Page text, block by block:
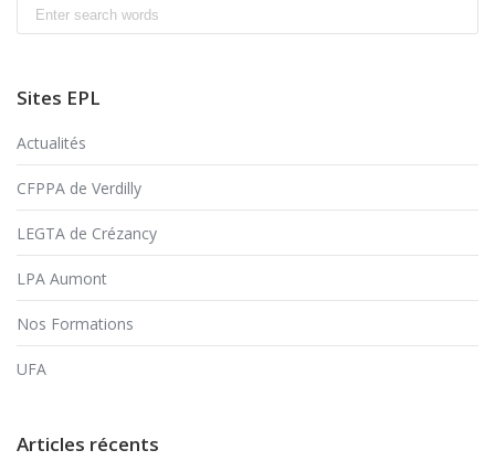
Search
for:
Sites EPL
Actualités
CFPPA de Verdilly
LEGTA de Crézancy
LPA Aumont
Nos Formations
UFA
Articles récents